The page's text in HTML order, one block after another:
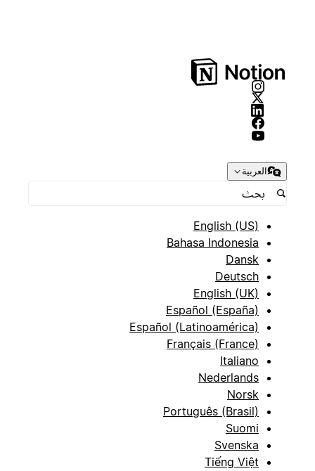
العربية
English (US)
Bahasa Indonesia
Dansk
Deutsch
English (UK)
Español (España)
Español (Latinoamérica)
Français (France)
Italiano
Nederlands
Norsk
Português (Brasil)
Suomi
Svenska
Tiếng Việt